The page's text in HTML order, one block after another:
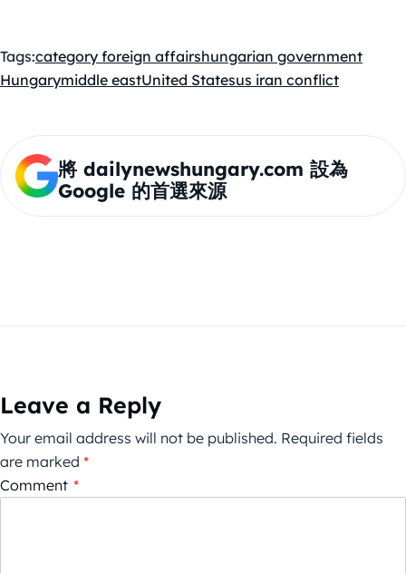
Tags:category foreign affairshungarian government
Hungarymiddle eastUnited Statesus iran conflict
將 dailynewshungary.com 設為
Google 的首選來源
Leave a Reply
Your email address will not be published. Required fields
are marked *
Comment *